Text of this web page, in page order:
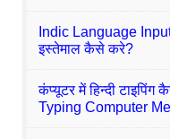
Indic Language
इस्तेमाल कैसे करे?
कंप्यूटर में हिन्दी
Typing Computer